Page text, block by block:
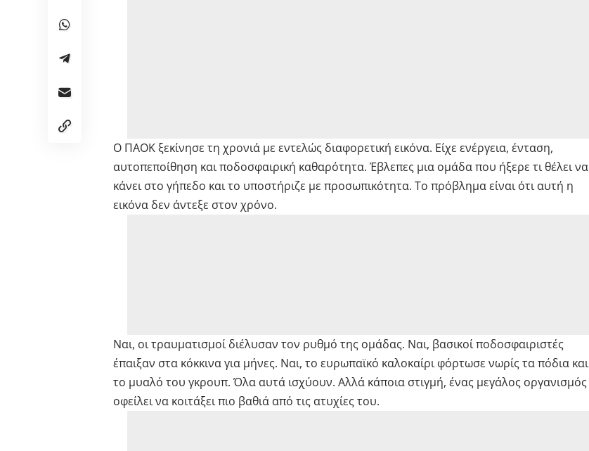
Ο ΠΑΟΚ ξεκίνησε τη χρονιά με εντελώς διαφορετική εικόνα. Είχε ενέργεια, ένταση,
αυτοπεποίθηση και ποδοσφαιρική καθαρότητα. Έβλεπες μια ομάδα που ήξερε τι θέλει να
κάνει στο γήπεδο και το υποστήριζε με προσωπικότητα. Το πρόβλημα είναι ότι αυτή η
εικόνα δεν άντεξε στον χρόνο.
Ναι, οι τραυματισμοί διέλυσαν τον ρυθμό της ομάδας. Ναι, βασικοί ποδοσφαιριστές
έπαιξαν στα κόκκινα για μήνες. Ναι, το ευρωπαϊκό καλοκαίρι φόρτωσε νωρίς τα πόδια και
το μυαλό του γκρουπ. Όλα αυτά ισχύουν. Αλλά κάποια στιγμή, ένας μεγάλος οργανισμός
οφείλει να κοιτάξει πιο βαθιά από τις ατυχίες του.